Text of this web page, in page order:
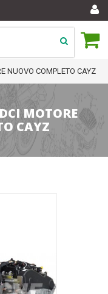
NUOVO COMPLETO CAYZ
MOTORE
CAYZ